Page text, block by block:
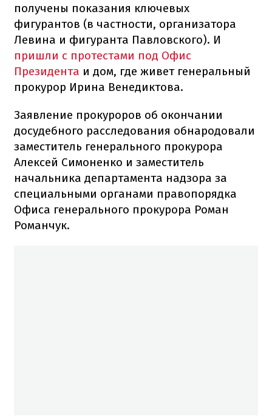
получены показания ключевых
фигурантов (в частности, организатора
Левина и фигуранта Павловского). И
пришли с протестами под Офис
Президента и дом, где живет генеральный
прокурор Ирина Венедиктова.
Заявление прокуроров об окончании
досудебного расследования обнародовали
заместитель генерального прокурора
Алексей Симоненко и заместитель
начальника департамента надзора за
специальными органами правопорядка
Офиса генерального прокурора Роман
Романчук.